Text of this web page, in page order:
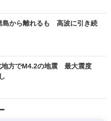
島から離れるも 高波に引き続
地方でM4.2の地震 最大震度